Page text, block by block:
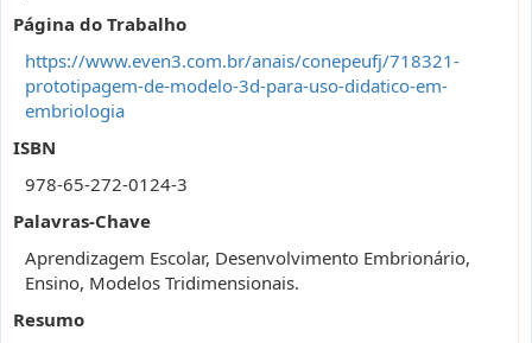
Página do Trabalho
https://www.even3.com.br/anais/conepeufj/718321-
prototipagem-de-modelo-3d-para-uso-didatico-em-
embriologia
ISBN
978-65-272-0124-3
Palavras-Chave
Aprendizagem Escolar, Desenvolvimento Embrionário,
Ensino, Modelos Tridimensionais.
Resumo